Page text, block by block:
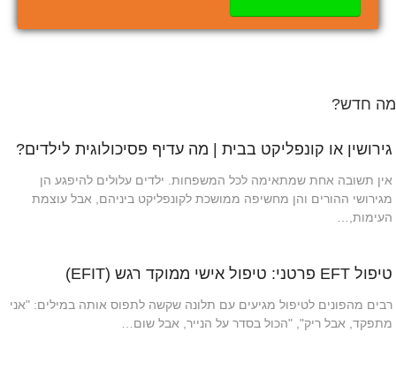
מה חדש?
גירושין או קונפליקט בבית | מה עדיף פסיכולוגית לילדים?
אין תשובה אחת שמתאימה לכל המשפחות. ילדים עלולים להיפגע הן
מגירושי ההורים והן מחשיפה ממושכת לקונפליקט ביניהם, אבל עוצמת
העימות,…
טיפול EFT פרטני: טיפול אישי ממוקד רגש (EFIT)
רבים מהפונים לטיפול מגיעים עם תלונה שקשה לתפוס אותה במילים: "אני
מתפקד, אבל ריק", "הכול בסדר על הנייר, אבל שום…